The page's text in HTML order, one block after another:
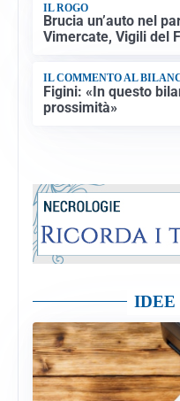
IL ROGO
Brucia un’auto nel
Vimercate, Vigili del
IL COMMENTO AL
Figini: «In questo
prossimità»
IDEE